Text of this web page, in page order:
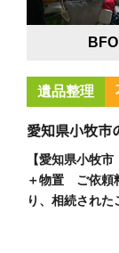
遺品整理
愛知県小牧市
【愛知県小牧
＋物置 ご依頼
り、相続され